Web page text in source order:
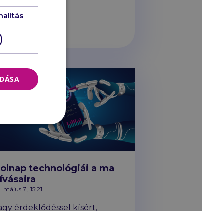
technológiái a ma
május 7., 15:21
érdeklődéssel kísért,